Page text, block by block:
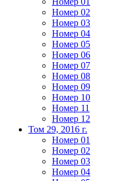
Номер 02
Номер 03
Номер 04
Номер 05
Номер 06
Номер 07
Номер 08
Номер 09
Номер 10
Номер 11
Номер 12
Том 29, 2016 г.
Номер 01
Номер 02
Номер 03
Номер 04